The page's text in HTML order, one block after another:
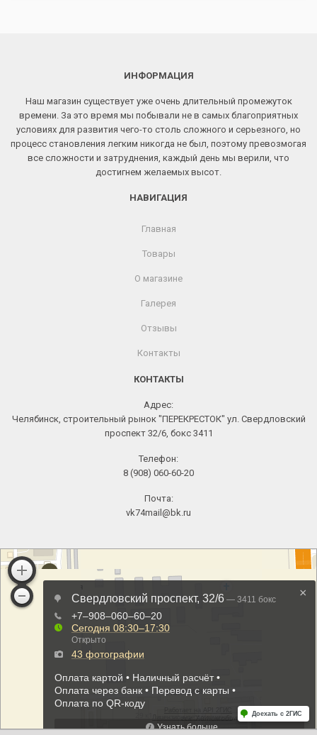
ИНФОРМАЦИЯ
Наш магазин существует уже очень длительный промежуток
времени. За это время мы побывали не в самых благоприятных
условиях для развития чего-то столь сложного и серьезного, но
процесс становления легким никогда не был, поэтому превозмогая
все сложности и затруднения, каждый день мы верили, что
достигнем желаемых высот.
НАВИГАЦИЯ
Главная
Товары
О магазине
Галерея
Отзывы
Контакты
КОНТАКТЫ
Адрес:
Челябинск, строительный рынок "ПЕРЕКРЕСТОК" ул. Свердловский
проспект 32/6, бокс 3411
Телефон:
8 (908) 060-60-20
Почта:
vk74mail@bk.ru